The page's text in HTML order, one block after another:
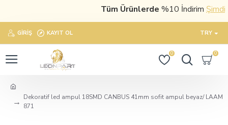
Tüm Ürünlerde%10 İndirimŞimdi
GIRIŞ KAYIT OL TRY
0 0
Dekoratif led ampul 18SMD CANBUS 41mm sofit ampul beyaz/ LAAM
871